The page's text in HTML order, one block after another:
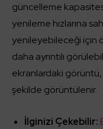
güncelleme
yenileme hızlarına
yenileyebileceği için
daha ayrıntılı
ekranlardaki görüntü,
şekilde görüntülenir.
İlginizi Çekebilir: